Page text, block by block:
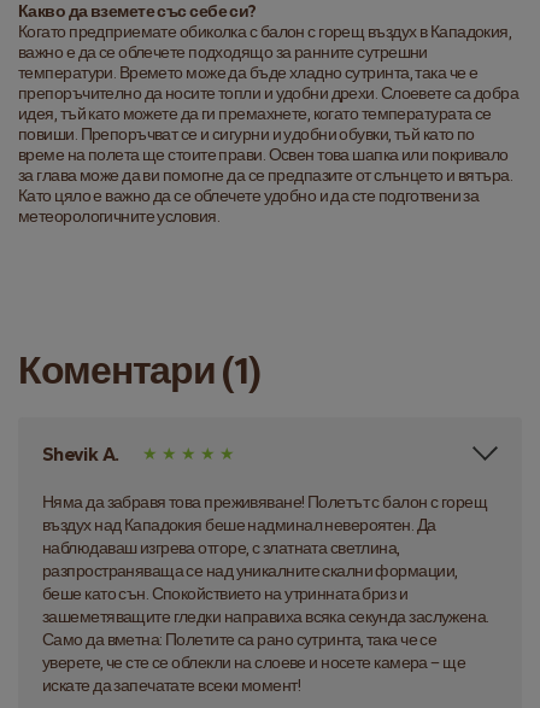
Какво да вземете със себе си?
Когато предприемате обиколка с балон с горещ въздух в Кападокия,
важно е да се облечете подходящо за ранните сутрешни
температури. Времето може да бъде хладно сутринта, така че е
препоръчително да носите топли и удобни дрехи. Слоевете са добра
идея, тъй като можете да ги премахнете, когато температурата се
повиши. Препоръчват се и сигурни и удобни обувки, тъй като по
време на полета ще стоите прави. Освен това шапка или покривало
за глава може да ви помогне да се предпазите от слънцето и вятъра.
Като цяло е важно да се облечете удобно и да сте подготвени за
метеорологичните условия.
Коментари (1)
Shevik A.
Няма да забравя това преживяване! Полетът с балон с горещ
въздух над Кападокия беше надминал невероятен. Да
наблюдаваш изгрева отгоре, с златната светлина,
разпространяваща се над уникалните скални формации,
беше като сън. Спокойствието на утринната бриз и
зашеметяващите гледки направиха всяка секунда заслужена.
Само да вметна: Полетите са рано сутринта, така че се
уверете, че сте се облекли на слоеве и носете камера – ще
искате да запечатате всеки момент!